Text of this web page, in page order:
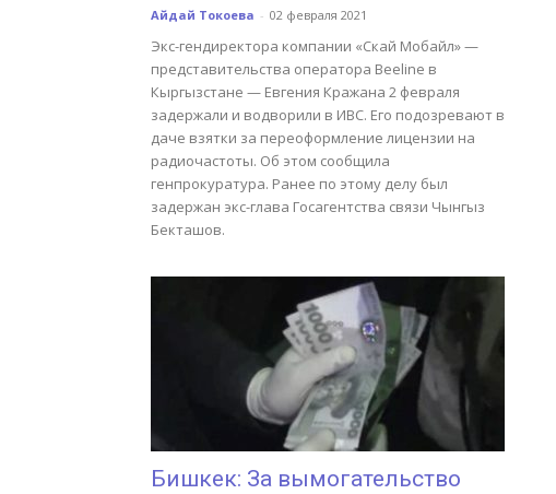
Айдай Токоева - 02 февраля 2021
Экс-гендиректора компании «Скай Мобайл» —
представительства оператора Beeline в
Кыргызстане — Евгения Кражана 2 февраля
задержали и водворили в ИВС. Его подозревают в
даче взятки за переоформление лицензии на
радиочастоты. Об этом сообщила
генпрокуратура. Ранее по этому делу был
задержан экс-глава Госагентства связи Чынгыз
Бекташов.
Бишкек: За вымогательство